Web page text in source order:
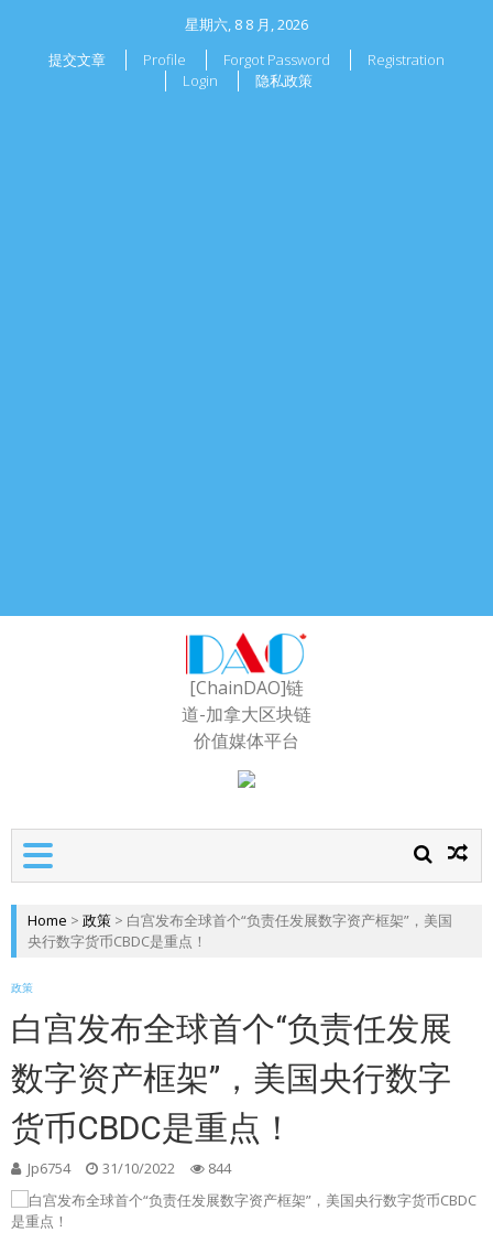
星期六, 8 8 月, 2026
提交文章
Profile Forgot Password
Registration
Login
隐私政策
[ChainDAO]链
道-加拿大区块链
价值媒体平台
Home > 政策 > 白宫发布全球首个“负责任发展数字资产框架”，美国
央行数字货币CBDC是重点！
政策
白宫发布全球首个“负责任发展
数字资产框架”，美国央行数字
货币CBDC是重点！
Jp6754 31/10/2022 844